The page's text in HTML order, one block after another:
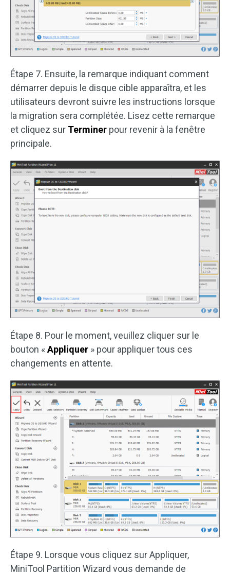
Étape 7. Ensuite, la remarque indiquant comment
démarrer depuis le disque cible apparaîtra, et les
utilisateurs devront suivre les instructions lorsque
la migration sera complétée. Lisez cette remarque
et cliquez sur Terminer pour revenir à la fenêtre
principale.
Étape 8. Pour le moment, veuillez cliquer sur le
bouton «Appliquer » pour appliquer tous ces
changements en attente.
Étape 9. Lorsque vous cliquez sur Appliquer,
MiniTool Partition Wizard vous demande de